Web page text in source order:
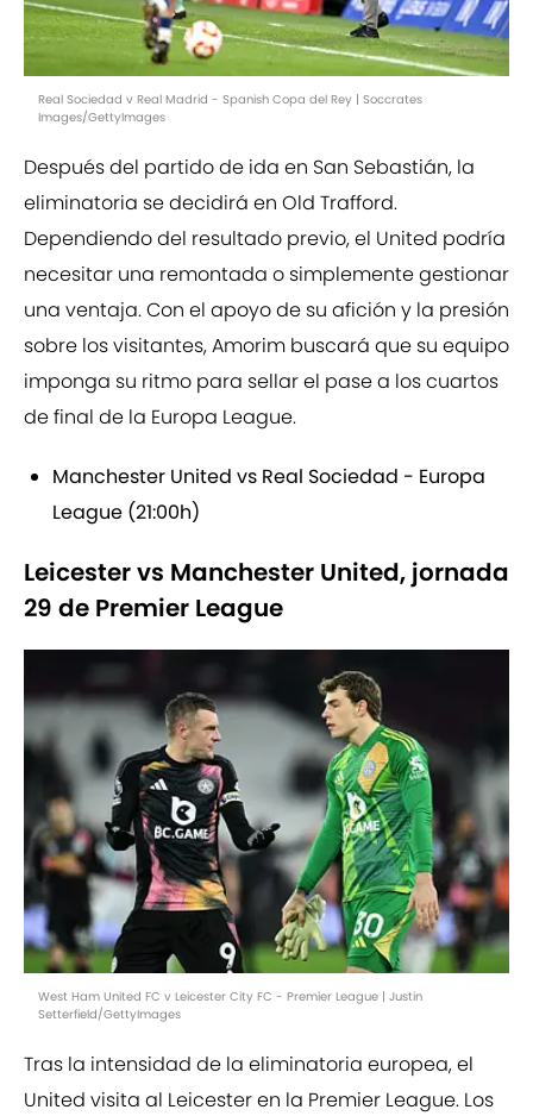
Real Sociedad v Real Madrid - Spanish Copa del Rey | Soccrates
Images/GettyImages
Después del partido de ida en San Sebastián, la
eliminatoria se decidirá en Old Trafford.
Dependiendo del resultado previo, el United podría
necesitar una remontada o simplemente gestionar
una ventaja. Con el apoyo de su afición y la presión
sobre los visitantes, Amorim buscará que su equipo
imponga su ritmo para sellar el pase a los cuartos
de final de la Europa League.
Manchester United vs Real Sociedad - Europa
League (21:00h)
Leicester vs Manchester United, jornada
29 de Premier League
West Ham United FC v Leicester City FC - Premier League | Justin
Setterfield/GettyImages
Tras la intensidad de la eliminatoria europea, el
United visita al Leicester en la Premier League. Los